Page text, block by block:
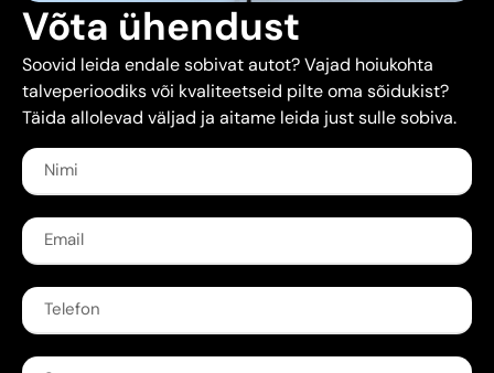
Võta ühendust
Soovid leida endale sobivat autot? Vajad hoiukohta
talveperioodiks või kvaliteetseid pilte oma sõidukist?
Täida allolevad väljad ja aitame leida just sulle sobiva.